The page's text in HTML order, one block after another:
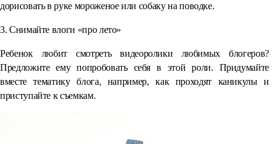
дорисовать в руке мороженое или собаку на поводке.
3. Снимайте влоги «про лето»
Ребенок любит смотреть видеоролики любимых блогеров?
Предложите ему попробовать себя в этой роли. Придумайте
вместе тематику блога, например, как проходят каникулы и
приступайте к съемкам.